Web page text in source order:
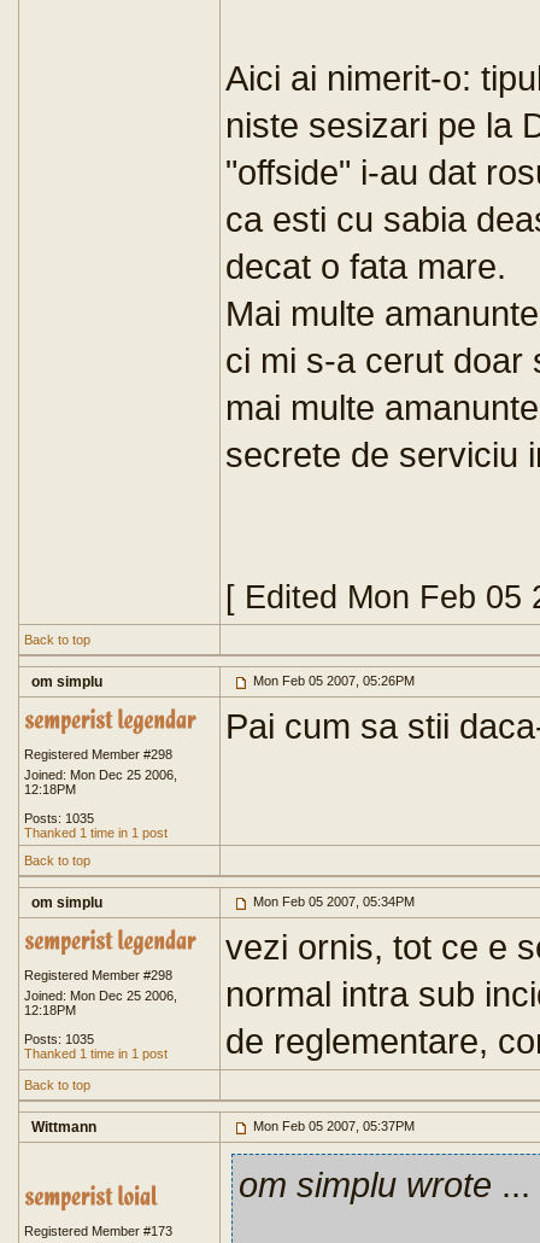
Aici ai nimerit-o:
niste sesizari pe la
"offside" i-au dat
ca esti cu sabia
decat o fata mare.
Mai multe
ci mi s-a cerut doar
mai multe
secrete de serviciu
[ Edited Mon Feb 05
Back to top
om simplu Mon Feb 05 2007, 05:26PM
Registered Member #298
Joined: Mon Dec 25 2006,
12:18PM
Posts: 1035
Thanked 1 time in 1 post
Pai cum sa stii
Back to top
om simplu Mon Feb 05 2007, 05:34PM
Registered Member #298
Joined: Mon Dec 25 2006,
12:18PM
Posts: 1035
Thanked 1 time in 1 post
vezi ornis, tot ce e
normal intra sub
de reglementare,
Back to top
Wittmann Mon Feb 05 2007, 05:37PM
Registered Member #173
om simplu wrote ...